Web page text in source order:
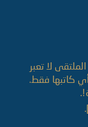
لا تعبر
كاتبها فقط.